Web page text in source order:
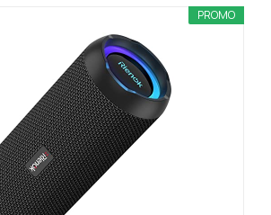
PROMO